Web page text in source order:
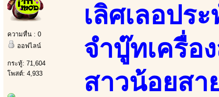
ความหื่น : 0
ออฟไลน์
กระทู้: 71,604
โพสต์: 4,933
เลิศเลอปร
จำบู๊ทเครื่อ
สาวน้อยสา